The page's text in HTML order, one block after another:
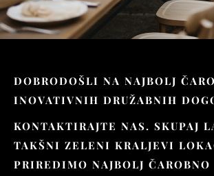
DOBRODOŠLI NA NAJBOLJ
INOVATIVNIH DRUŽABNIH
KONTAKTIRAJTE NAS. SKUPAJ
TAKŠNI ZELENI KRALJEVI
PRIREDIMO NAJBOLJ